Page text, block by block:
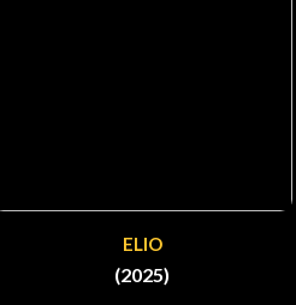
ELIO
(2025)